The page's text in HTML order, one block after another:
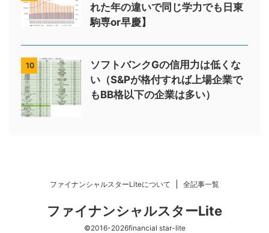
れた年の違いで同じ学力でも日東
駒専or早慶】
10
ソフトバンクGの信用力は低くな
い（S&Pが格付すれば上場企業で
もBB格以下の企業は多い）
ファイナンシャルスターLiteについて 全記事一覧
ファイナンシャルスターLite
©2016-2026financial star-lite